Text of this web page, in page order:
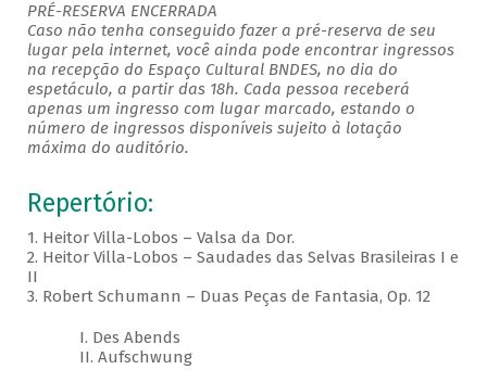
PRÉ-RESERVA ENCERRADA
Caso não tenha conseguido fazer a pré-reserva de seu
lugar pela internet, você ainda pode encontrar ingressos
na recepção do Espaço Cultural BNDES, no dia do
espetáculo, a partir das 18h. Cada pessoa receberá
apenas um ingresso com lugar marcado, estando o
número de ingressos disponíveis sujeito à lotação
máxima do auditório.
Repertório:
1. Heitor Villa-Lobos – Valsa da Dor.
2. Heitor Villa-Lobos – Saudades das Selvas Brasileiras I e
II
3. Robert Schumann – Duas Peças de Fantasia, Op. 12
I. Des Abends
II. Aufschwung